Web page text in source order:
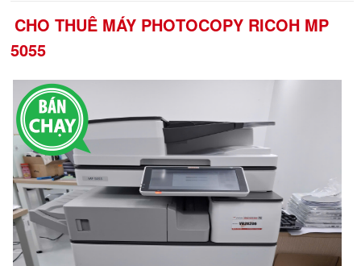
CHO THUÊ MÁY PHOTOCOPY RICOH MP
5055